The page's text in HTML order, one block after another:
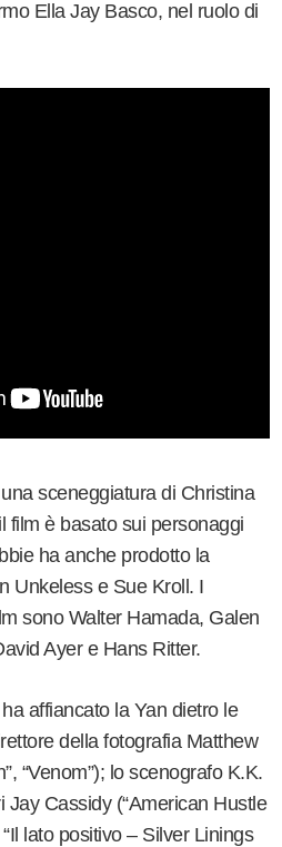
Ella Jay Basco, nel ruolo di
sceneggiatura di Christina
film è basato sui personaggi
ha anche prodotto la
Unkeless e Sue Kroll. I
sono Walter Hamada, Galen
Ayer e Hans Ritter.
affiancato la Yan dietro le
della fotografia Matthew
“Venom”); lo scenografo K.K.
Jay Cassidy (“American Hustle
lato positivo – Silver Linings